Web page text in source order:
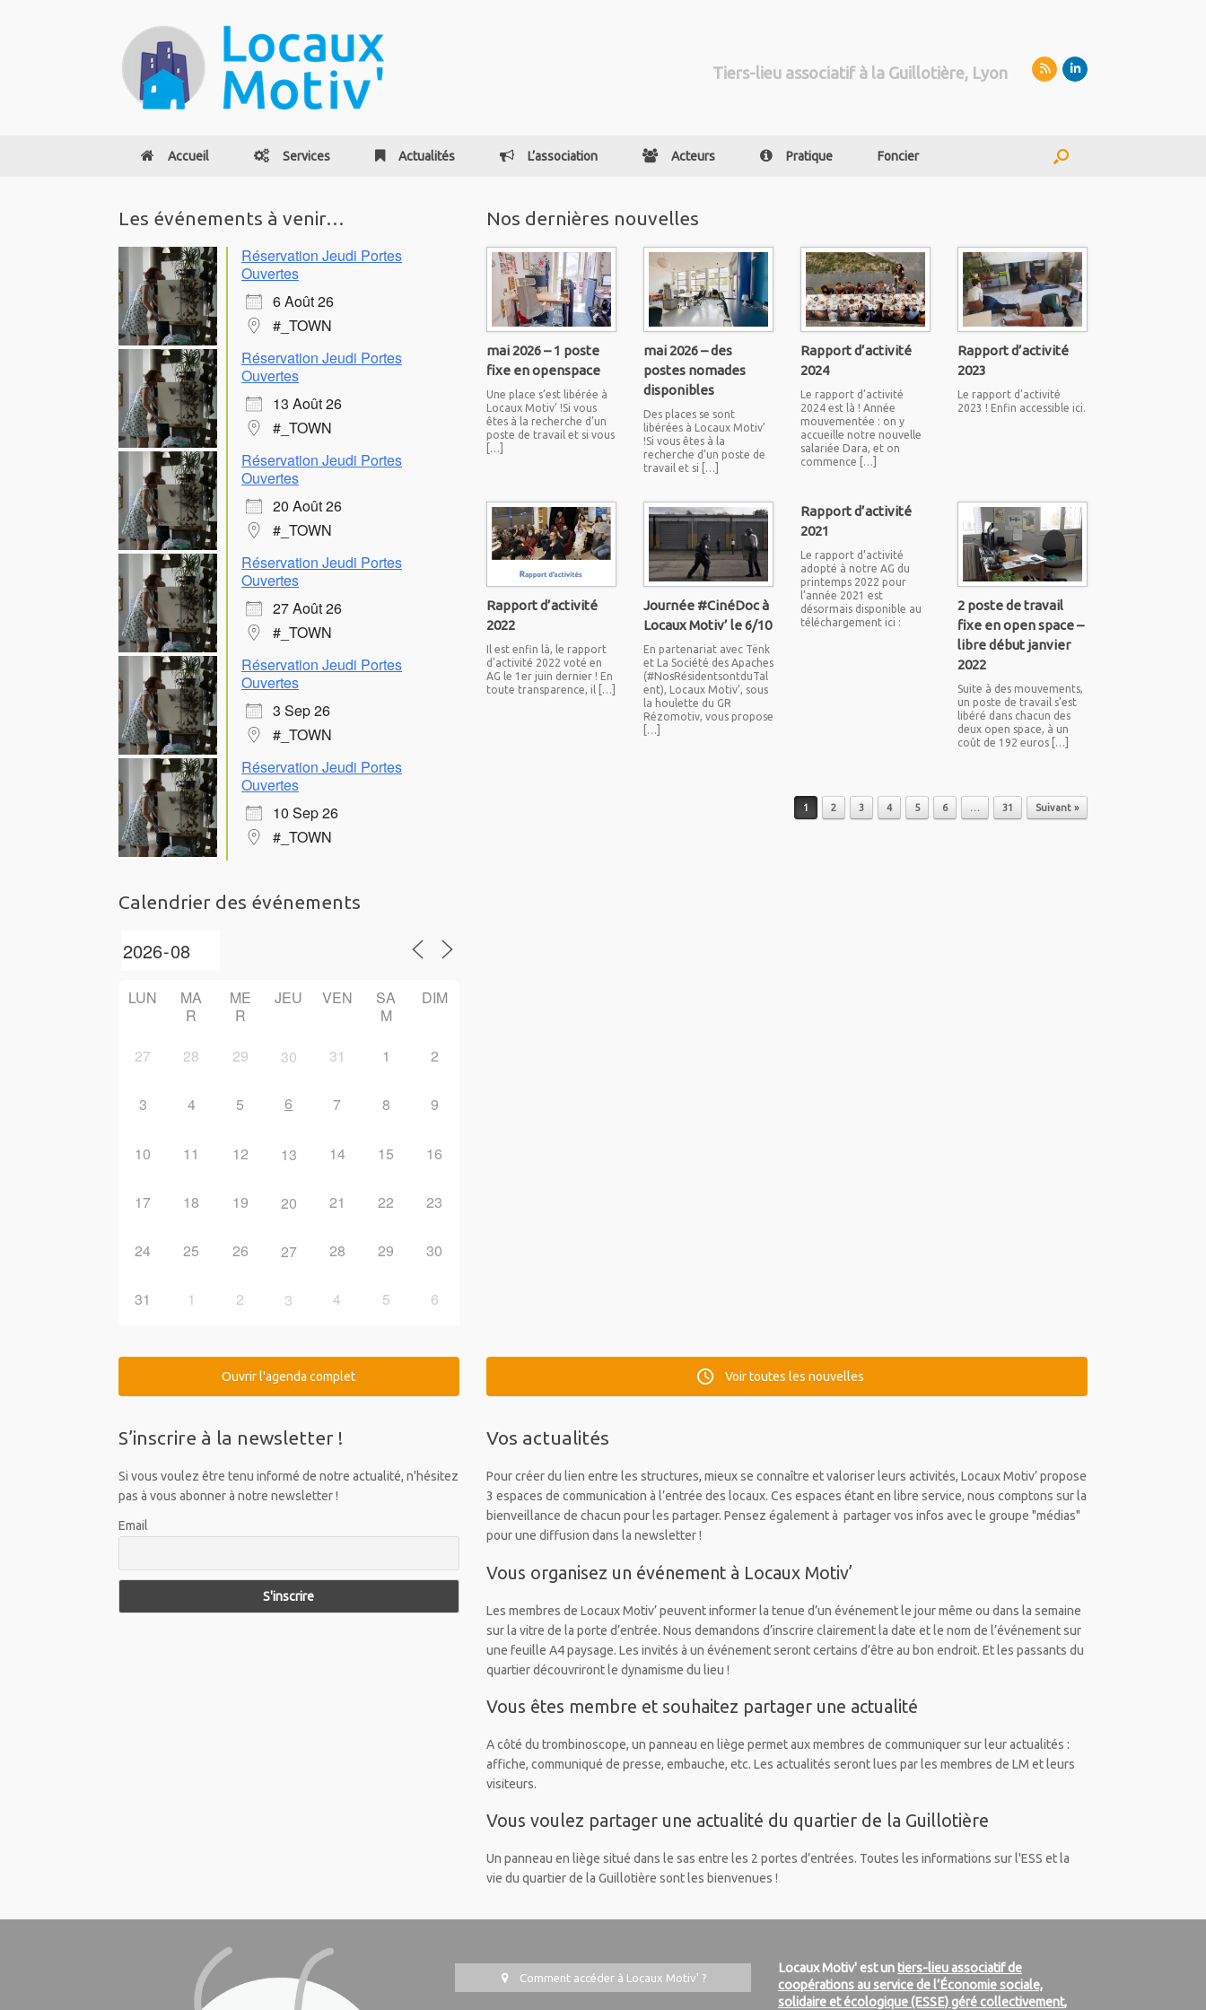
Tiers-lieu associatif à la Guillotière, Lyon
Accueil Services Actualités L’association Acteurs Pratique Foncier
Les événements à venir…
Réservation Jeudi Portes
Ouvertes
6 Août 26
#_TOWN
Réservation Jeudi Portes
Ouvertes
13 Août 26
#_TOWN
Réservation Jeudi Portes
Ouvertes
20 Août 26
#_TOWN
Réservation Jeudi Portes
Ouvertes
27 Août 26
#_TOWN
Réservation Jeudi Portes
Ouvertes
3 Sep 26
#_TOWN
Réservation Jeudi Portes
Ouvertes
10 Sep 26
#_TOWN
Calendrier des événements
LUN
MA
R
ME
R
JEU VEN
SA
M
DIM
27 28 29 30 31 1 2
3 4 5 6 7 8 9
10 11 12 13 14 15 16
17 18 19 20 21 22 23
24 25 26 27 28 29 30
31 1 2 3 4 5 6
Nos dernières nouvelles
mai 2026 – 1 poste
fixe en openspace
Une place s’est libérée à
Locaux Motiv’ !Si vous
êtes à la recherche d’un
poste de travail et si vous
[…]
mai 2026 – des
postes nomades
disponibles
Des places se sont
libérées à Locaux Motiv’
!Si vous êtes à la
recherche d’un poste de
travail et si […]
Rapport d’activité
2024
Le rapport d’activité
2024 est là ! Année
mouvementée : on y
accueille notre nouvelle
salariée Dara, et on
commence […]
Rapport d’activité
2023
Le rapport d’activité
2023 ! Enfin accessible ici.
Rapport d’activité
2022
Il est enfin là, le rapport
d’activité 2022 voté en
AG le 1er juin dernier ! En
toute transparence, il […]
Journée #CinéDoc à
Locaux Motiv’ le 6/10
En partenariat avec Tënk
et La Société des Apaches
(#NosRésidentsontduTal
ent), Locaux Motiv’, sous
la houlette du GR
Rézomotiv, vous propose
[…]
Rapport d’activité
2021
Le rapport d’activité
adopté à notre AG du
printemps 2022 pour
l’année 2021 est
désormais disponible au
téléchargement ici :
2 poste de travail
fixe en open space –
libre début janvier
2022
Suite à des mouvements,
un poste de travail s’est
libéré dans chacun des
deux open space, à un
coût de 192 euros […]
1 2 3 4 5 6 … 31 Suivant »
Ouvrir l'agenda complet
S’inscrire à la newsletter !
Si vous voulez être tenu informé de notre actualité, n'hésitez
pas à vous abonner à notre newsletter !
Email
Voir toutes les nouvelles
Vos actualités
Pour créer du lien entre les structures, mieux se connaître et valoriser leurs activités, Locaux Motiv’ propose
3 espaces de communication à l’entrée des locaux. Ces espaces étant en libre service, nous comptons sur la
bienveillance de chacun pour les partager. Pensez également à partager vos infos avec le groupe "médias"
pour une diffusion dans la newsletter !
Vous organisez un événement à Locaux Motiv’
Les membres de Locaux Motiv’ peuvent informer la tenue d’un événement le jour même ou dans la semaine
sur la vitre de la porte d’entrée. Nous demandons d’inscrire clairement la date et le nom de l’événement sur
une feuille A4 paysage. Les invités à un événement seront certains d’être au bon endroit. Et les passants du
quartier découvriront le dynamisme du lieu !
Vous êtes membre et souhaitez partager une actualité
A côté du trombinoscope, un panneau en liège permet aux membres de communiquer sur leur actualités :
affiche, communiqué de presse, embauche, etc. Les actualités seront lues par les membres de LM et leurs
visiteurs.
Vous voulez partager une actualité du quartier de la Guillotière
Un panneau en liège situé dans le sas entre les 2 portes d’entrées. Toutes les informations sur l'ESS et la
vie du quartier de la Guillotière sont les bienvenues !
Comment accéder à Locaux Motiv' ?
Locaux Motiv' est untiers-lieu associatif de
coopérations au service de l’Économie sociale,
solidaire et écologique (ESSE) géré collectivement,